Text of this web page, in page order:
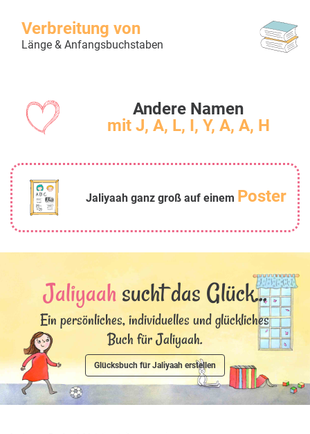
Verbreitung von
Länge & Anfangsbuchstaben
Andere Namen
mit J, A, L, I, Y, A, A, H
Jaliyaah ganz groß auf einem Poster
Jaliyaahsucht das Glück...
Ein persönliches, individuelles und glückliches
Buch für Jaliyaah.
Glücksbuch für Jaliyaah erstellen